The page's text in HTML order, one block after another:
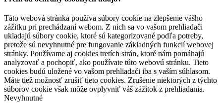
Táto webová stránka používa súbory cookie na zlepšenie vášho
zážitku pri prechádzaní webom. Z nich sa vo vašom prehliadači
ukladajú súbory cookie, ktoré sú kategorizované podľa potreby,
pretože sú nevyhnutné pre fungovanie základných funkcií webovej
stránky. Používame aj cookies tretích strán, ktoré nám pomáhajú
analyzovať a pochopiť, ako používate túto webovú stránku. Tieto
cookies budú uložené vo vašom prehliadači iba s vaším súhlasom.
Máte tiež možnosť zrušiť tieto cookies. Zrušenie niektorých z týchto
súborov cookie však môže ovplyvniť váš zážitok z prehliadania.
Nevyhnutné